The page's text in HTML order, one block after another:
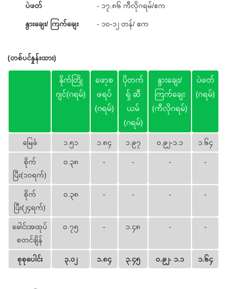
ပဲဖတ် - ၁၇.၈၆ ကီလိုဂရမ်/ဧက
နွားချေး/ ကြက်ချေး - ၁၀-၁၂ တန်/ ဧက
(တစ်ပင်နှုန်းထား)
နိုက်တြို
ဂျင်(ဂရမ်)
ဖော့စ
ဖရပ်
(ဂရမ်)
ပိုတက်
ရှ် ဆီ
ယမ်
(ဂရမ်)
နွားချေး/
ကြက်ချေး
(ကီလိုဂရမ်)
ပဲဖတ်
(ဂရမ်)
မြေခံ ၁.၅၁ ၁.၈၄ ၁.၉၇ ၀.၉၂-၁.၁ ၁.၆၄
စိုက်
ပြီး(၁၀ရက်)
၀.၃၈ - - - -
စိုက်
ပြီး(၂၄ရက်)
၀.၃၈ - - - -
ခေါင်းအထုပ်
စတင်ချိန်
၀.၇၅ - ၁.၄၈ - -
စုစုပေါင်း ၃.၀၂ ၁.၈၄ ၃.၄၅ ၀.၉၂- ၁.၁ ၁.၆၄